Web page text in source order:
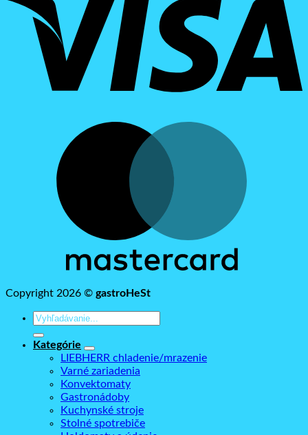
Copyright 2026 © gastroHeSt
Hľadať:
Kategórie
LIEBHERR chladenie/mrazenie
Varné zariadenia
Konvektomaty
Gastronádoby
Kuchynské stroje
Stolné spotrebiče